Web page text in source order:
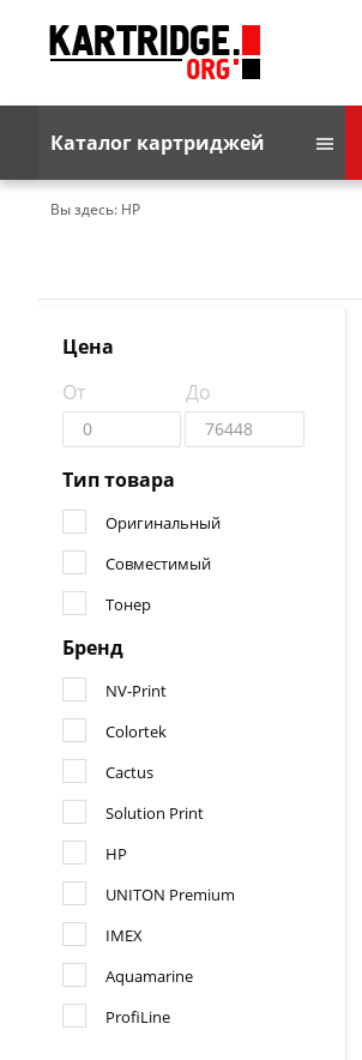
Каталог картриджей
Brother
Kodak
Toshiba
Вы здесь: HP
Цена
От
До
Тип товара
Оригинальный
Совместимый
Тонер
Бренд
NV-Print
Colortek
Cactus
Solution Print
HP
UNITON Premium
IMEX
Aquamarine
ProfiLine